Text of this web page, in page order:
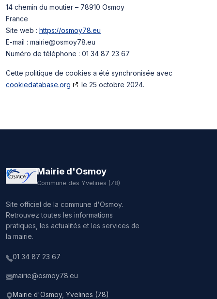
14 chemin du moutier – 78910 Osmoy
France
Site web : https://osmoy78.eu
E-mail : mairie@osmoy78.eu
Numéro de téléphone : 01 34 87 23 67
Cette politique de cookies a été synchronisée avec
cookiedatabase.org
le 25 octobre 2024.
Mairie d'Osmoy
Commune des Yvelines (78)
Site officiel de la commune d'Osmoy.
Retrouvez toutes les informations
pratiques, les actualités et les services de
la mairie.
01 34 87 23 67
mairie@osmoy78.eu
Mairie d'Osmoy, Yvelines (78)